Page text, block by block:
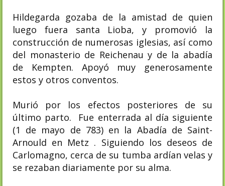
Hildegarda gozaba de la amistad de quien
luego fuera santa Lioba, y promovió la
construcción de numerosas iglesias, así como
del monasterio de Reichenau y de la abadía
de Kempten. Apoyó muy generosamente
estos y otros conventos.
Murió por los efectos posteriores de su
último parto. Fue enterrada al día siguiente
(1 de mayo de 783) en la Abadía de Saint-
Arnould en Metz . Siguiendo los deseos de
Carlomagno, cerca de su tumba ardían velas y
se rezaban diariamente por su alma.